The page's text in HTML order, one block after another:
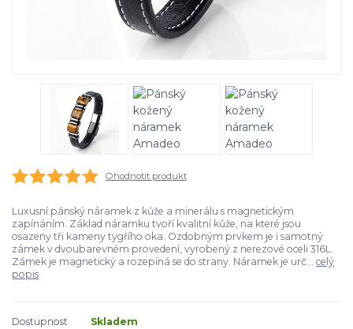
Ohodnotit produkt
Luxusní pánský náramek z kůže a minerálu s magnetickým
zapínáním. Základ náramku tvoří kvalitní kůže, na které jsou
osazeny tři kameny tygřího oka. Ozdobným prvkem je i samotný
zámek v dvoubarevném provedení, vyrobený z nerezové oceli 316L.
Zámek je magnetický a rozepíná se do strany. Náramek je urč... celý
popis
Dostupnost
Skladem